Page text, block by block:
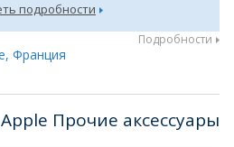
подробности
Подробности
Франция
Apple Прочие аксессуары